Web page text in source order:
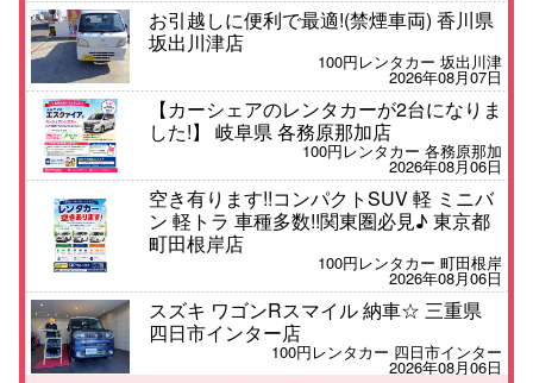
お引越しに便利で最適!(禁煙車両) 香川県
坂出川津店
100円レンタカー 坂出川津
2026年08月07日
【カーシェアのレンタカーが2台になりま
した!】 岐阜県 各務原那加店
100円レンタカー 各務原那加
2026年08月06日
空き有ります!!コンパクトSUV 軽 ミニバ
ン 軽トラ 車種多数!!関東圏必見♪ 東京都
町田根岸店
100円レンタカー 町田根岸
2026年08月06日
スズキ ワゴンRスマイル 納車☆ 三重県
四日市インター店
100円レンタカー 四日市インター
2026年08月06日